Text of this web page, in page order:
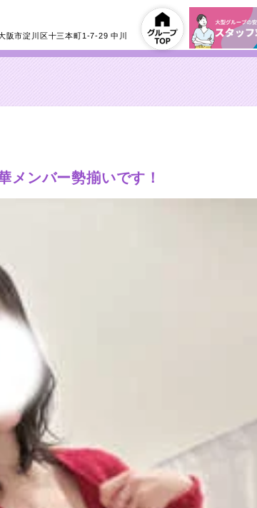
阪市淀川区十三本町1-7-29 中川
メンバー勢揃いです！